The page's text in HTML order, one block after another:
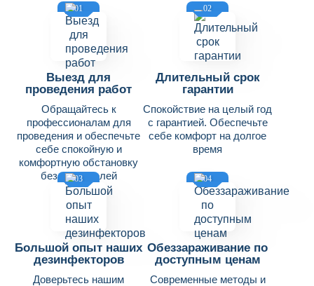
01
Выезд для
проведения работ
Обращайтесь к
профессионалам для
проведения и обеспечьте
себе спокойную и
комфортную обстановку
без вредителей
02
Длительный срок
гарантии
Спокойствие на целый год
с гарантией. Обеспечьте
себе комфорт на долгое
время
03
Большой опыт наших
дезинфекторов
Доверьтесь нашим
04
Обеззараживание по
доступным ценам
Современные методы и